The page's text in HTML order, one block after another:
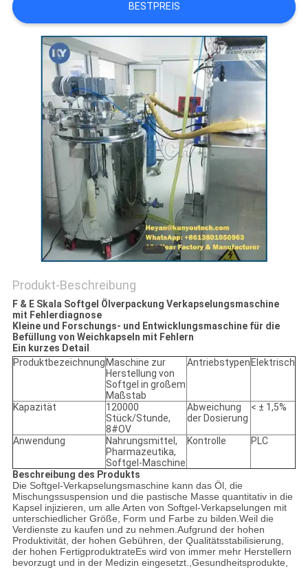
PRIVACY
POLICY
BESTPREIS
Produkt-Beschreibung
F & E Skala Softgel Ölverpackung Verkapselungsmaschine
mit Fehlerdiagnose
Kleine und Forschungs- und Entwicklungsmaschine für die
Befüllung von Weichkapseln mit Fehlern
Ein kurzes Detail
Produktbezeichnung Maschine zur
Herstellung von
Softgel in großem
Maßstab
Antriebstypen Elektrisch
Kapazität
120000
Stück/Stunde,
8#OV
Abweichung
der Dosierung
< ± 1,5%
Anwendung
Nahrungsmittel,
Pharmazeutika,
Softgel-Maschine
Kontrolle PLC
Beschreibung des Produkts
Die Softgel-Verkapselungsmaschine kann das Öl, die
Mischungssuspension und die pastische Masse quantitativ in die
Kapsel injizieren, um alle Arten von Softgel-Verkapselungen mit
unterschiedlicher Größe, Form und Farbe zu bilden.Weil die
Verdienste zu kaufen und zu nehmen.Aufgrund der hohen
Produktivität, der hohen Gebühren, der Qualitätsstabilisierung,
der hohen FertigproduktrateEs wird von immer mehr Herstellern
bevorzugt und in der Medizin eingesetzt.,Gesundheitsprodukte,